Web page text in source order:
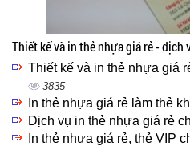
Thiết kế và in thẻ nhựa giá rẻ - dịch
Thiết kế và in thẻ nhựa giá
3835
In thẻ nhựa giá rẻ làm thẻ
Dịch vụ in thẻ nhựa giá rẻ
In thẻ nhựa giá rẻ, thẻ VIP